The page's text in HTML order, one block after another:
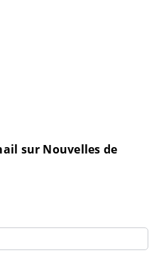
sur Nouvelles de